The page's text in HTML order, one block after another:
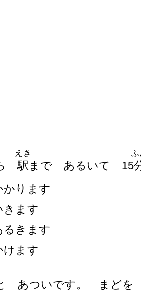
ら駅
えき
まで あるいて 15
ふ
かります
きます
るきます
けます
あついです。 まどを